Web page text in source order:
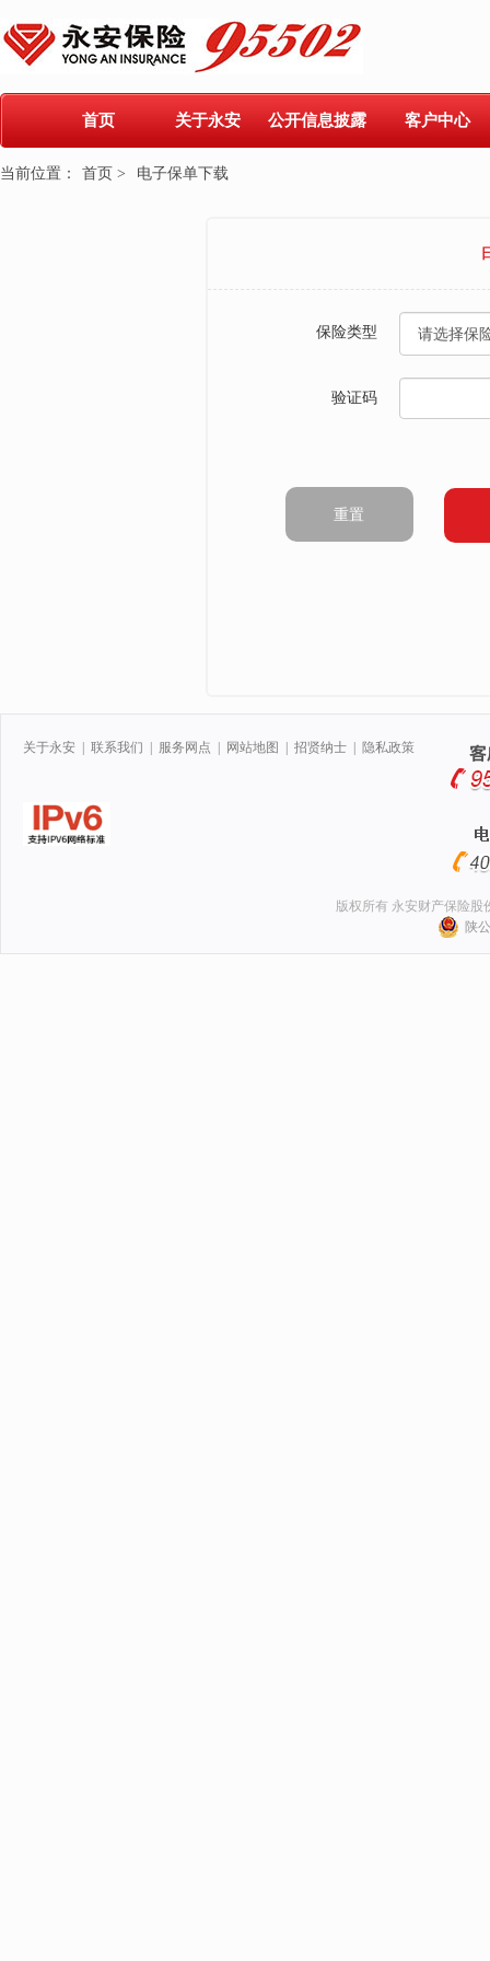
首页 关于永安 公开信息披露 客户中心
当前位置： 首页 > 电子保单下载
保险类型
验证码
重置
关于永安 联系我们 服务网点 网站地图 招贤纳士 隐私政策
版权所有 永安财产保险股
陕